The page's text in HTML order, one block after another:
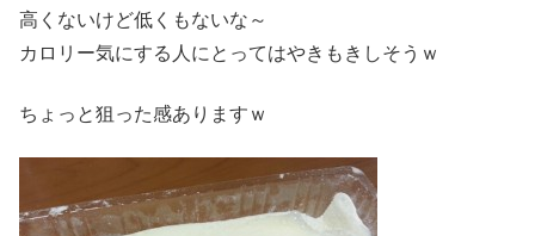
高くないけど低くもないな～
カロリー気にする人にとってはやきもきしそうｗ
ちょっと狙った感ありますｗ